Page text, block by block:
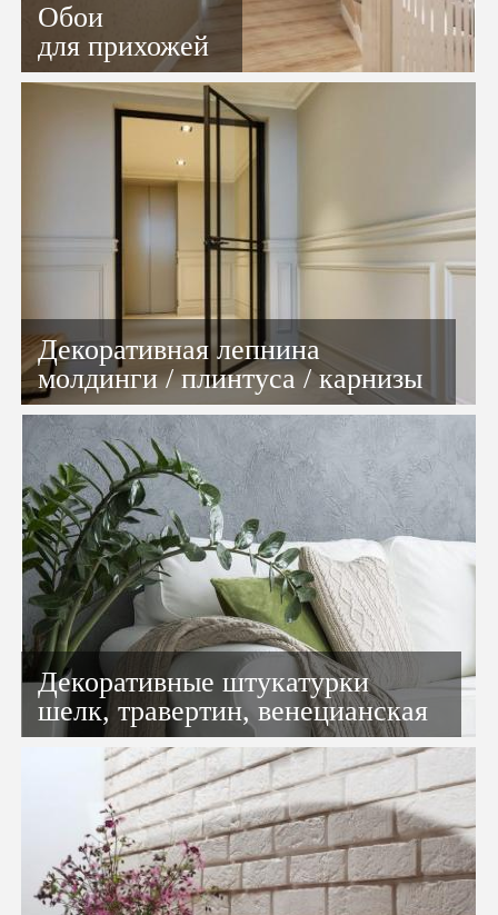
Обои
для прихожей
Декоративная лепнина
молдинги / плинтуса / карнизы
Декоративные штукатурки
шелк, травертин, венецианская